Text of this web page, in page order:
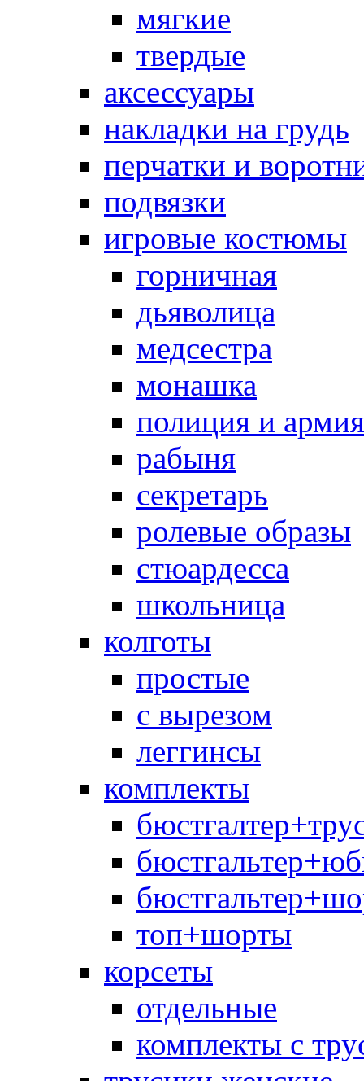
мягкие
твердые
аксессуары
накладки на грудь
перчатки и
подвязки
игровые костюмы
горничная
дьяволица
медсестра
монашка
полиция и армия
рабыня
секретарь
ролевые образы
стюардесса
школьница
колготы
простые
с вырезом
леггинсы
комплекты
топ+шорты
корсеты
отдельные
комплекты с